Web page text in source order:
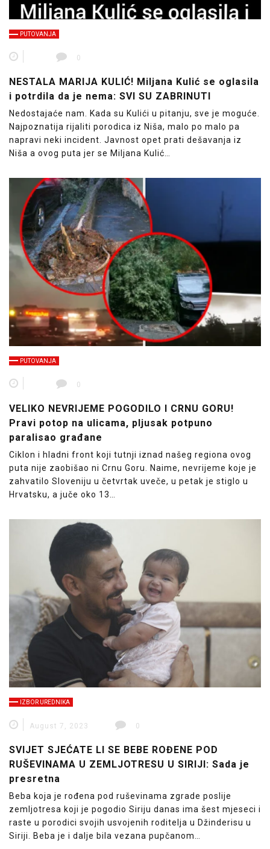
PUTOVANJA
0
NESTALA MARIJA KULIĆ! Miljana Kulić se oglasila
i potrdila da je nema: SVI SU ZABRINUTI
Nedostajaće nam. Kada su Kulići u pitanju, sve je moguće.
Najpoznatija rijaliti porodica iz Niša, malo po malo pa
napravi neki incident. Javnost opet prati dešavanja iz
Niša a ovog puta jer se Miljana Kulić…
PUTOVANJA
0
VELIKO NEVRIJEME POGODILO I CRNU GORU!
Pravi potop na ulicama, pljusak potpuno
paralisao građane
Ciklon i hladni front koji tutnji iznad našeg regiona ovog
puta nije zaobišao ni Crnu Goru. Naime, nevrijeme koje je
zahvatilo Sloveniju u četvrtak uveče, u petak je stiglo u
Hrvatsku, a juče oko 13…
IZBOR UREDNIKA
August 7, 2023 0
SVIJET SJEĆATE LI SE BEBE ROĐENE POD
RUŠEVINAMA U ZEMLJOTRESU U SIRIJI: Sada je
presretna
Beba koja je rođena pod ruševinama zgrade poslije
zemljotresa koji je pogodio Siriju danas ima šest mjeseci i
raste u porodici svojih usvojenih roditelja u Džinderisu u
Siriji. Beba je i dalje bila vezana pupčanom…